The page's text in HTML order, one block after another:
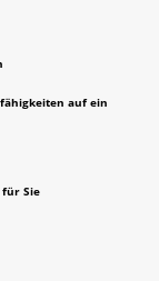
auf ein
für Sie